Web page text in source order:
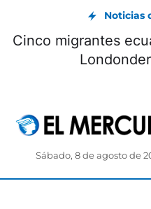
Noticias
Cinco migrantes
Sábado, 8 de agosto de